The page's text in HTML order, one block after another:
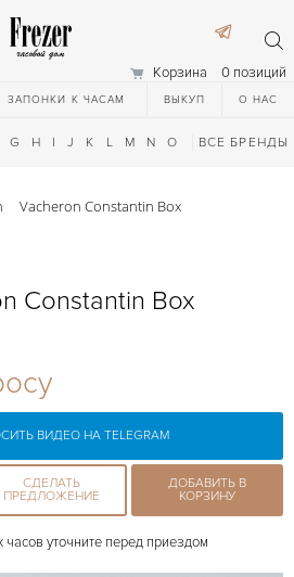
Корзина 0 позиций
ЗАПОНКИ К ЧАСАМ ВЫКУП О НАС
G H I J K L M N O Q R S T
ВСЕ БРЕНДЫ
Vacheron Constantin Box
Constantin Box
ВИДЕО НА TELEGRAM
СДЕЛАТЬ
ПРЕДЛОЖЕНИЕ
ДОБАВИТЬ В
КОРЗИНУ
уточните перед приездом